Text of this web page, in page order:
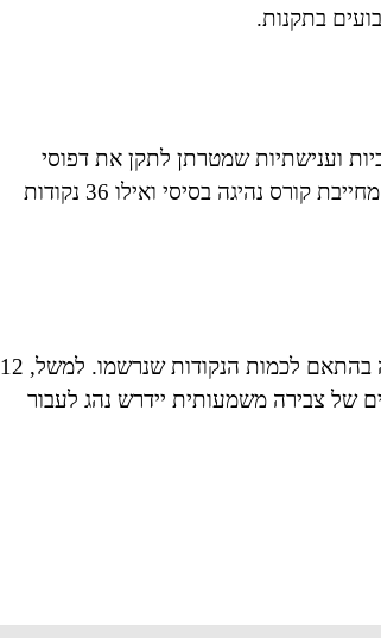
בתקנות.
וענישתיות שמטרתן לתקן את דפוסי
הנהיגה ולהבטיח את כשירות הנהג. לדוגמה, צבירה של 12 נקודות מחייבת קורס נהיגה בסיסי ואילו 36 נקודות
נקודות ברישיון נותרות בתוקף למשך תקופה הנתונה בחוק ומשתנה בהתאם לכמות הנקודות שנרשמו. למשל, 12
של צבירה משמעותית יידרש נהג לעבור